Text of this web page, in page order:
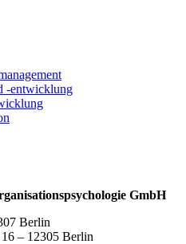
-entwicklung
GmbH
Berlin
– 12305 Berlin